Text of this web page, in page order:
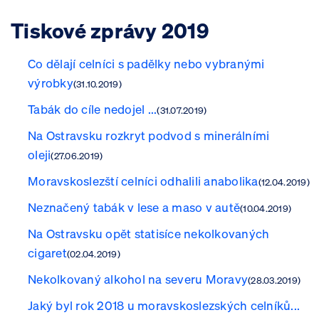
Tiskové zprávy 2019
Co dělají celníci s padělky nebo vybranými
výrobky(31.10.2019)
Tabák do cíle nedojel ...(31.07.2019)
Na Ostravsku rozkryt podvod s minerálními
oleji(27.06.2019)
Moravskoslezští celníci odhalili anabolika(12.04.2019)
Neznačený tabák v lese a maso v autě(10.04.2019)
Na Ostravsku opět statisíce nekolkovaných
cigaret(02.04.2019)
Nekolkovaný alkohol na severu Moravy(28.03.2019)
Jaký byl rok 2018 u moravskoslezských celníků...